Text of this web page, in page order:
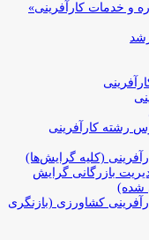
و خدمات کارآفرینی»
رشته کارآفرینی
(کلیه گرایش‌ها)
بازرگانی گرایش
شده)
کشاورزی (بازنگری